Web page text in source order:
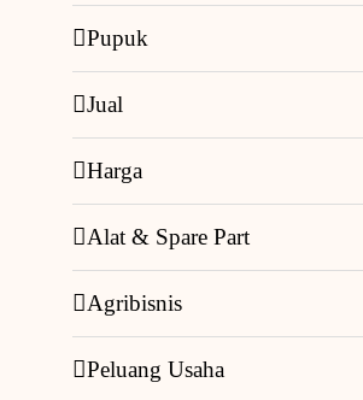
Pupuk
Jual
Harga
Alat & Spare Part
Agribisnis
Peluang Usaha